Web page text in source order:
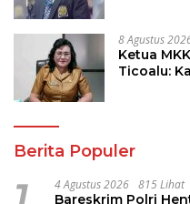
8 Agustus
Ketua
Ticoalu:
Berita Populer
4 Agustus 2026 815 Lihat
Bareskrim Polri